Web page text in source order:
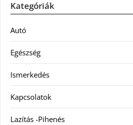
Kategóriák
Autó
Egészség
Ismerkedés
Kapcsolatok
Lazítás -Pihenés